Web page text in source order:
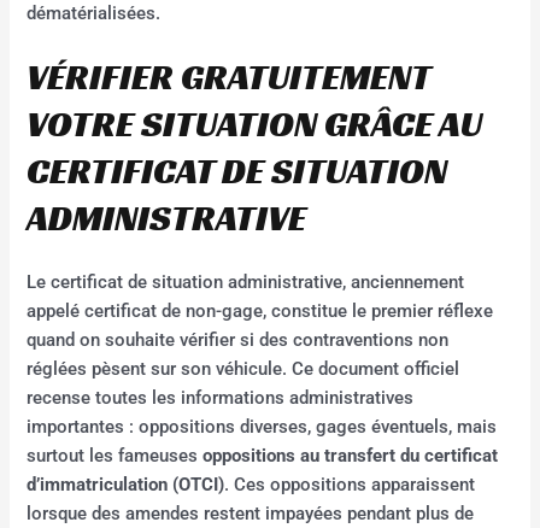
dématérialisées.
VÉRIFIER GRATUITEMENT
VOTRE SITUATION GRÂCE AU
CERTIFICAT DE SITUATION
ADMINISTRATIVE
Le certificat de situation administrative, anciennement
appelé certificat de non-gage, constitue le premier réflexe
quand on souhaite vérifier si des contraventions non
réglées pèsent sur son véhicule. Ce document officiel
recense toutes les informations administratives
importantes : oppositions diverses, gages éventuels, mais
surtout les fameusesoppositions au transfert du certificat
d’immatriculation (OTCI). Ces oppositions apparaissent
lorsque des amendes restent impayées pendant plus de